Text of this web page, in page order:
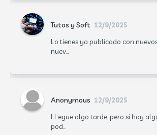
Tutos y Soft 12/9/2025
Lo tienes ya publicado con
nuev...
Anonymous 12/9/2025
LLegue algo tarde, pero si hay
pod...